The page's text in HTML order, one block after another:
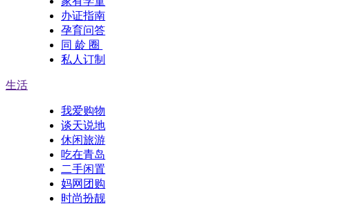
办证指南
孕育问答
同 龄 圈
私人订制
生活
我爱购物
谈天说地
休闲旅游
吃在青岛
二手闲置
妈网团购
时尚扮靓